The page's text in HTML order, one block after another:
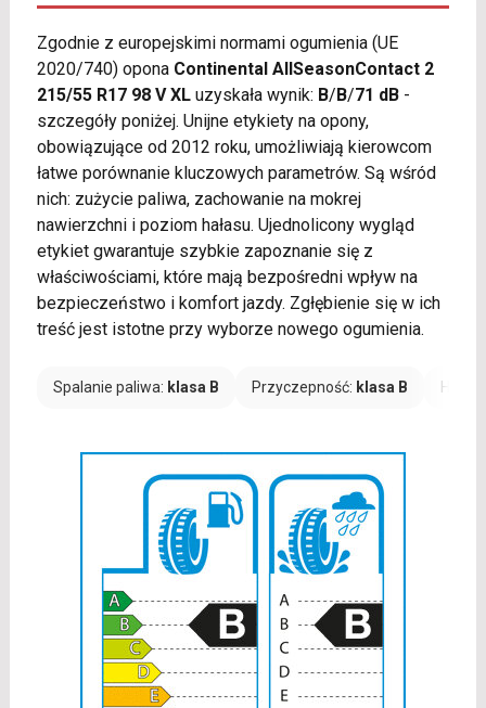
Zgodnie z europejskimi normami ogumienia (UE
2020/740) opona Continental AllSeasonContact 2
215/55 R17 98 V XLuzyskała wynik: B/B/71 dB-
szczegóły poniżej. Unijne etykiety na opony,
obowiązujące od 2012 roku, umożliwiają kierowcom
łatwe porównanie kluczowych parametrów. Są wśród
nich: zużycie paliwa, zachowanie na mokrej
nawierzchni i poziom hałasu. Ujednolicony wygląd
etykiet gwarantuje szybkie zapoznanie się z
właściwościami, które mają bezpośredni wpływ na
bezpieczeństwo i komfort jazdy. Zgłębienie się w ich
treść jest istotne przy wyborze nowego ogumienia.
Spalanie paliwa: klasa B Przyczepność: klasa B Hałas: